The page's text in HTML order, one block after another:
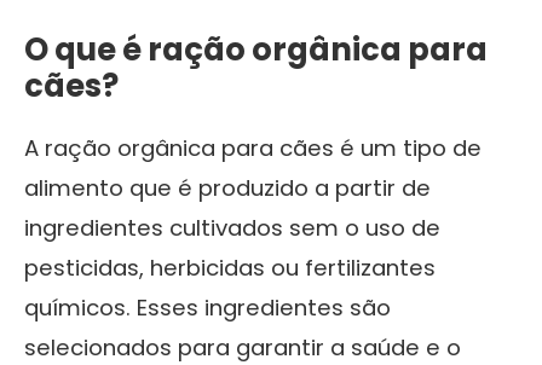
O que é ração orgânica para
cães?
A ração orgânica para cães é um tipo de
alimento que é produzido a partir de
ingredientes cultivados sem o uso de
pesticidas, herbicidas ou fertilizantes
químicos. Esses ingredientes são
selecionados para garantir a saúde e o